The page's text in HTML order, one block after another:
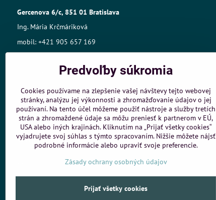
Gercenova 6/c, 851 01 Bratislava
Ing. Mária Krčmáriková
mobil: +421 905 657 169
Sídlo: A.Gwerkovej 19, 851 04 Bratislava
IČO: 33768609,
IČ DPH:SK1025421980
Živnost.register č.:105-10848
Objednávky
Stav objednávky
Predvoľby súkromia
Cookies používame na zlepšenie vašej návštevy tejto webovej
stránky, analýzu jej výkonnosti a zhromažďovanie údajov o jej
používaní. Na tento účel môžeme použiť nástroje a služby tretích
strán a zhromaždené údaje sa môžu preniesť k partnerom v EÚ,
USA alebo iných krajinách. Kliknutím na „Prijať všetky cookies“
vyjadrujete svoj súhlas s týmto spracovaním. Nižšie môžete nájsť
podrobné informácie alebo upraviť svoje preferencie.
Zásady ochrany osobných údajov
Prijať všetky cookies